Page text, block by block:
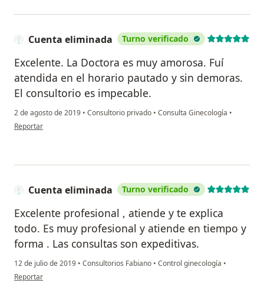
Cuenta eliminada Turno verificado
Excelente. La Doctora es muy amorosa. Fuí
atendida en el horario pautado y sin demoras.
El consultorio es impecable.
2 de agosto de 2019 • Consultorio privado • Consulta Ginecología •
en opinión del usuario Cuenta eliminada
Reportar
Cuenta eliminada Turno verificado
Excelente profesional , atiende y te explica
todo. Es muy profesional y atiende en tiempo y
forma . Las consultas son expeditivas.
12 de julio de 2019 • Consultorios Fabiano • Control ginecología •
en opinión del usuario Cuenta eliminada
Reportar